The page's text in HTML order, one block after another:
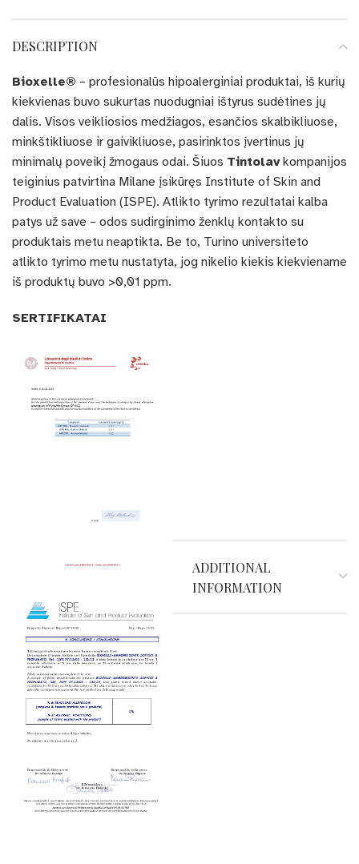
DESCRIPTION
Bioxelle® – profesionalūs hipoalerginiai produktai, iš kurių
kiekvienas buvo sukurtas nuodugniai ištyrus sudėtines jų
dalis. Visos veikliosios medžiagos, esančios skalbikliuose,
minkštikliuose ir gaivikliuose, pasirinktos įvertinus jų
minimalų poveikį žmogaus odai. Šiuos Tintolavkompanijos
teiginius patvirtina Milane įsikūręs Institute of Skin and
Product Evaluation (ISPE). Atlikto tyrimo rezultatai kalba
patys už save – odos sudirginimo ženklų kontakto su
produktais metu neaptikta. Be to, Turino universiteto
atlikto tyrimo metu nustatyta, jog nikelio kiekis kiekviename
iš produktų buvo >0,01 ppm.
SERTIFIKATAI
ADDITIONAL
INFORMATION